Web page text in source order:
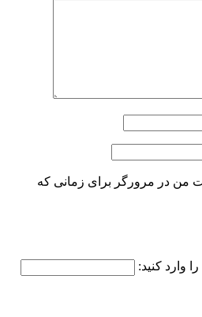
من در مرورگر برای زمانی که
وارد کنید: